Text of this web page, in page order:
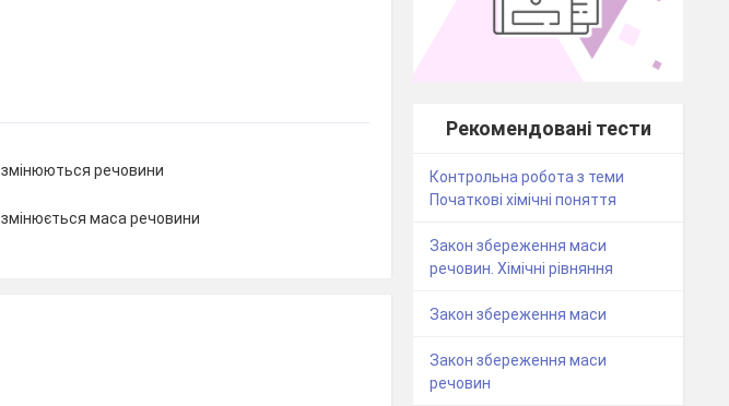
змінюються речовини
змінюється маса речовини
Рекомендовані тести
Контрольна робота з теми
Початкові хімічні поняття
Закон збереження маси
речовин. Хімічні рівняння
Закон збереження маси
Закон збереження маси
речовин